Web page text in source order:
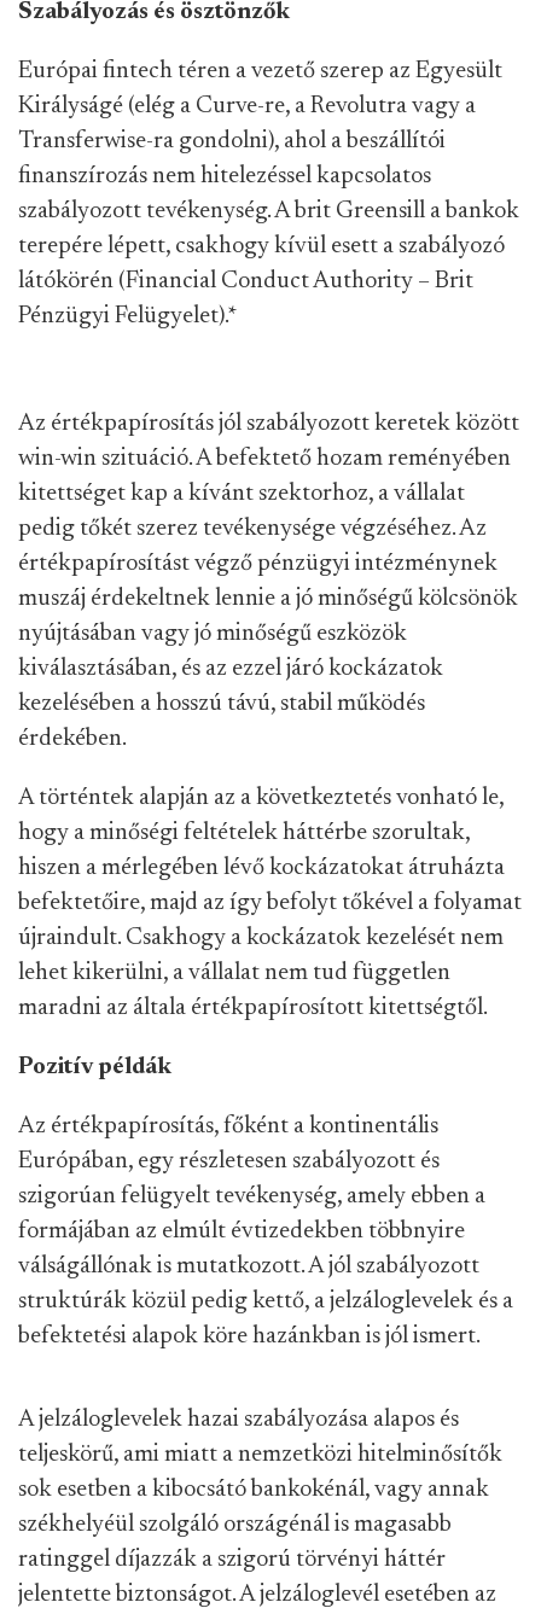
Szabályozás és ösztönzők
Európai fintech téren a vezető szerep az Egyesült
Királyságé (elég a Curve-re, a Revolutra vagy a
Transferwise-ra gondolni), ahol a beszállítói
finanszírozás nem hitelezéssel kapcsolatos
szabályozott tevékenység. A brit Greensill a bankok
terepére lépett, csakhogy kívül esett a szabályozó
látókörén (Financial Conduct Authority – Brit
Pénzügyi Felügyelet).*
Az értékpapírosítás jól szabályozott keretek között
win-win szituáció. A befektető hozam reményében
kitettséget kap a kívánt szektorhoz, a vállalat
pedig tőkét szerez tevékenysége végzéséhez. Az
értékpapírosítást végző pénzügyi intézménynek
muszáj érdekeltnek lennie a jó minőségű kölcsönök
nyújtásában vagy jó minőségű eszközök
kiválasztásában, és az ezzel járó kockázatok
kezelésében a hosszú távú, stabil működés
érdekében.
A történtek alapján az a következtetés vonható le,
hogy a minőségi feltételek háttérbe szorultak,
hiszen a mérlegében lévő kockázatokat átruházta
befektetőire, majd az így befolyt tőkével a folyamat
újraindult. Csakhogy a kockázatok kezelését nem
lehet kikerülni, a vállalat nem tud független
maradni az általa értékpapírosított kitettségtől.
Pozitív példák
Az értékpapírosítás, főként a kontinentális
Európában, egy részletesen szabályozott és
szigorúan felügyelt tevékenység, amely ebben a
formájában az elmúlt évtizedekben többnyire
válságállónak is mutatkozott. A jól szabályozott
struktúrák közül pedig kettő, a jelzáloglevelek és a
befektetési alapok köre hazánkban is jól ismert.
A jelzáloglevelek hazai szabályozása alapos és
teljeskörű, ami miatt a nemzetközi hitelminősítők
sok esetben a kibocsátó bankokénál, vagy annak
székhelyéül szolgáló országénál is magasabb
ratinggel díjazzák a szigorú törvényi háttér
jelentette biztonságot. A jelzáloglevél esetében az